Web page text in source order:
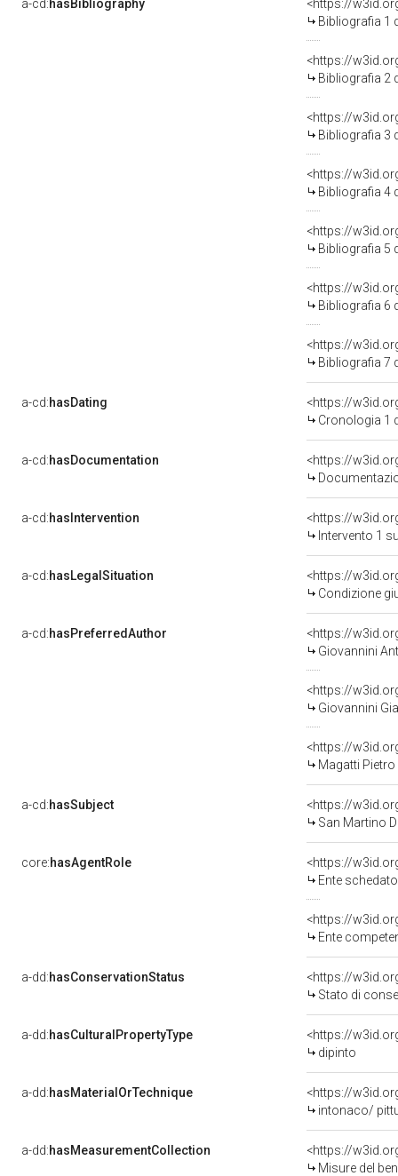
a-cd:hasBibliography
<https://
Bibliografia 1
<https://
Bibliografia 2
<https://
Bibliografia 3
<https://
Bibliografia 4
<https://
Bibliografia 5
<https://
Bibliografia 6
<https://
Bibliografia 7
a-cd:hasDating
<https://
Cronologia 1
a-cd:hasDocumentation
a-cd:hasIntervention
<https://
Intervento 1
a-cd:hasLegalSituation
Condizione
a-cd:hasPreferredAuthor
<https://
Giovannini
<https://
Giovannini
<https://
Magatti
a-cd:hasSubject
<https://
San Martino
core:hasAgentRole
<https://
Ente schedatore del bene
<https://
Ente competente per
a-dd:hasConservationStatus
<https://
Stato di
a-dd:hasCulturalPropertyType
<https://
dipinto
a-dd:hasMaterialOrTechnique
<https://
intonaco/
a-dd:hasMeasurementCollection
<https://
Misure del